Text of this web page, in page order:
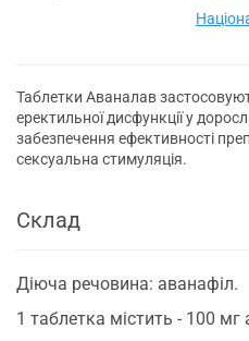
Таблетки Аваналав
еректильної дисфункції у
забезпечення ефективності
сексуальна стимуляція.
Склад
Діюча речовина: аванафіл.
1 таблетка містить - 100 мг